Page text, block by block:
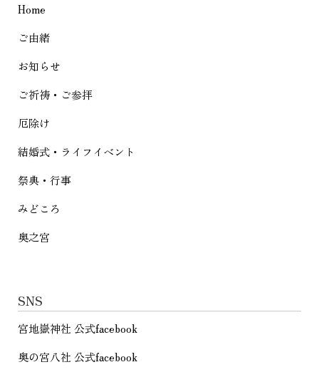
ー
シ
ョ
ン
Home
ご由緒
お知らせ
ご祈祷・ご参拝
厄除け
結婚式・ライフイベント
祭典・行事
みどころ
奥之宮
SNS
宮地嶽神社 公式facebook
奥の宮八社 公式facebook